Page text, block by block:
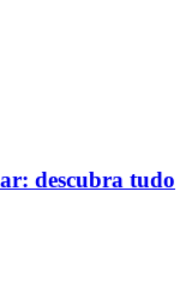
descubra tudo